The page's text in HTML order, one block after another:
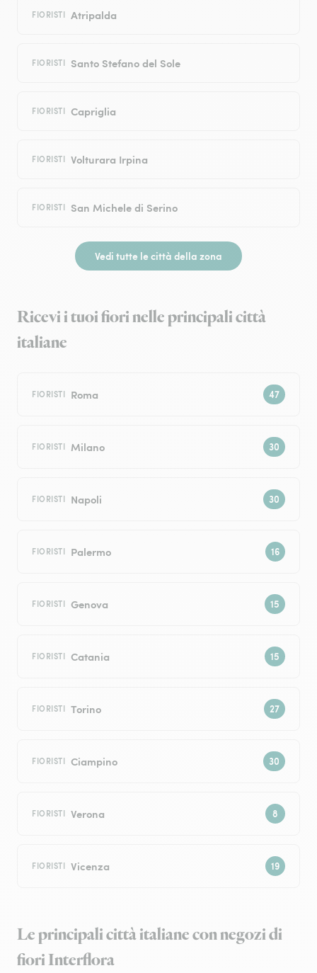
FIORISTI Atripalda
FIORISTI Santo Stefano del Sole
FIORISTI Capriglia
FIORISTI Volturara Irpina
FIORISTI San Michele di Serino
Vedi tutte le città della zona
Ricevi i tuoi fiori nelle principali città
italiane
FIORISTI Roma
FIORISTI Milano
FIORISTI Napoli
FIORISTI Palermo
FIORISTI Genova
FIORISTI Catania
FIORISTI Torino
FIORISTI Ciampino
FIORISTI Verona
FIORISTI Vicenza
Le principali città italiane con negozi di
fiori Interflora